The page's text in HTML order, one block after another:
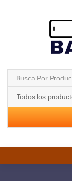
Todos los